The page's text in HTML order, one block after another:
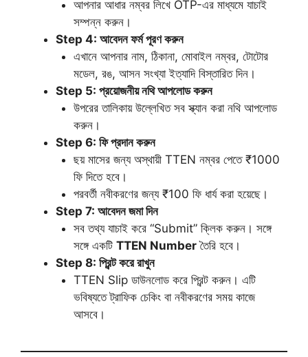
আপনার আধার নম্বর লিখে OTP-এর মাধ্যমে যাচাই
সম্পন্ন করুন।
Step 4: আবেদন ফর্ম পূরণ করুন
এখানে আপনার নাম, ঠিকানা, মোবাইল নম্বর, টোটোর
মডেল, রঙ, আসন সংখ্যা ইত্যাদি বিস্তারিত দিন।
Step 5: প্রয়োজনীয় নথি আপলোড করুন
উপরের তালিকায় উল্লেখিত সব স্ক্যান করা নথি আপলোড
করুন।
Step 6: ফি প্রদান করুন
ছয় মাসের জন্য অস্থায়ী TTEN নম্বর পেতে ₹1000
ফি দিতে হবে।
পরবর্তী নবীকরণের জন্য ₹100 ফি ধার্য করা হয়েছে।
Step 7: আবেদন জমা দিন
সব তথ্য যাচাই করে “Submit” ক্লিক করুন। সঙ্গে
সঙ্গে একটি TTEN Numberতৈরি হবে।
Step 8: প্রিন্ট করে রাখুন
TTEN Slip ডাউনলোড করে প্রিন্ট করুন। এটি
ভবিষ্যতে ট্রাফিক চেকিং বা নবীকরণের সময় কাজে
আসবে।